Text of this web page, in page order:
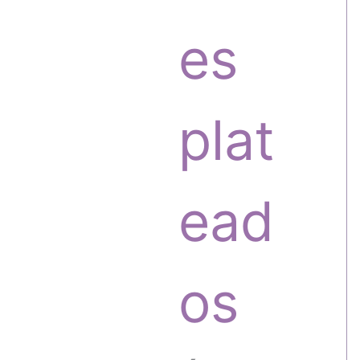
o
o
d
u
c
t
es
plat
ead
os